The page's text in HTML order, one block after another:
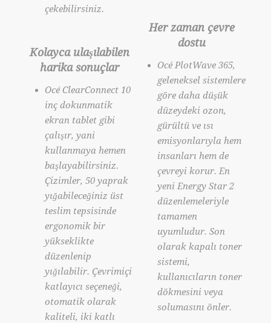
çekebilirsiniz.
Kolayca ulaşılabilen
harika sonuçlar
Océ ClearConnect 10
inç dokunmatik
ekran tablet gibi
çalışır, yani
kullanmaya hemen
başlayabilirsiniz.
Çizimler, 50 yaprak
yığabileceğiniz üst
teslim tepsisinde
ergonomik bir
yükseklikte
düzenlenip
yığılabilir. Çevrimiçi
katlayıcı seçeneği,
otomatik olarak
kaliteli, iki katlı
Her zaman çevre
dostu
Océ PlotWave 365,
geleneksel sistemlere
göre daha düşük
düzeydeki ozon,
gürültü ve ısı
emisyonlarıyla hem
insanları hem de
çevreyi korur. En
yeni Energy Star 2
düzenlemeleriyle
tamamen
uyumludur. Son
olarak kapalı toner
sistemi,
kullanıcıların toner
dökmesini veya
solumasını önler.